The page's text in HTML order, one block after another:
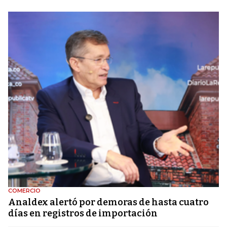
COMERCIO
Analdex alertó por demoras de hasta cuatro
días en registros de importación